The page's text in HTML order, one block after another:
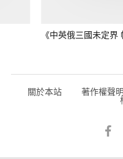
《中英俄三國未定界
關於本站 著作權聲明